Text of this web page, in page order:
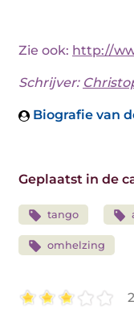
Zie ook: http://
Schrijver:
Biografie van
Geplaatst in de
tango
omhelzing